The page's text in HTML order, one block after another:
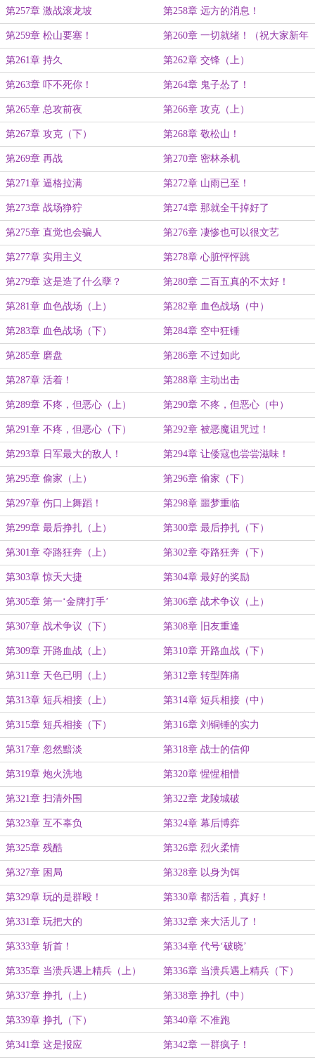
第257章 激战滚龙坡 第258章 远方的消息！
第259章 松山要塞！ 第260章 一切就绪！（祝大家新年
快乐，顺便求月票！）
第261章 持久 第262章 交锋（上）
第263章 吓不死你！ 第264章 鬼子怂了！
第265章 总攻前夜 第266章 攻克（上）
第267章 攻克（下） 第268章 敬松山！
第269章 再战 第270章 密林杀机
第271章 逼格拉满 第272章 山雨已至！
第273章 战场狰狞 第274章 那就全干掉好了
第275章 直觉也会骗人 第276章 凄惨也可以很文艺
第277章 实用主义 第278章 心脏怦怦跳
第279章 这是造了什么孽？ 第280章 二百五真的不太好！
第281章 血色战场（上） 第282章 血色战场（中）
第283章 血色战场（下） 第284章 空中狂锤
第285章 磨盘 第286章 不过如此
第287章 活着！ 第288章 主动出击
第289章 不疼，但恶心（上） 第290章 不疼，但恶心（中）
第291章 不疼，但恶心（下） 第292章 被恶魔诅咒过！
第293章 日军最大的敌人！ 第294章 让倭寇也尝尝滋味！
第295章 偷家（上） 第296章 偷家（下）
第297章 伤口上舞蹈！ 第298章 噩梦重临
第299章 最后挣扎（上） 第300章 最后挣扎（下）
第301章 夺路狂奔（上） 第302章 夺路狂奔（下）
第303章 惊天大捷 第304章 最好的奖励
第305章 第一‘金牌打手’ 第306章 战术争议（上）
第307章 战术争议（下） 第308章 旧友重逢
第309章 开路血战（上） 第310章 开路血战（下）
第311章 天色已明（上） 第312章 转型阵痛
第313章 短兵相接（上） 第314章 短兵相接（中）
第315章 短兵相接（下） 第316章 刘铜锤的实力
第317章 忽然黯淡 第318章 战士的信仰
第319章 炮火洗地 第320章 惺惺相惜
第321章 扫清外围 第322章 龙陵城破
第323章 互不辜负 第324章 幕后博弈
第325章 残酷 第326章 烈火柔情
第327章 困局 第328章 以身为饵
第329章 玩的是群殴！ 第330章 都活着，真好！
第331章 玩把大的 第332章 来大活儿了！
第333章 斩首！ 第334章 代号‘破晓’
第335章 当溃兵遇上精兵（上） 第336章 当溃兵遇上精兵（下）
第337章 挣扎（上） 第338章 挣扎（中）
第339章 挣扎（下） 第340章 不准跑
第341章 这是报应 第342章 一群疯子！